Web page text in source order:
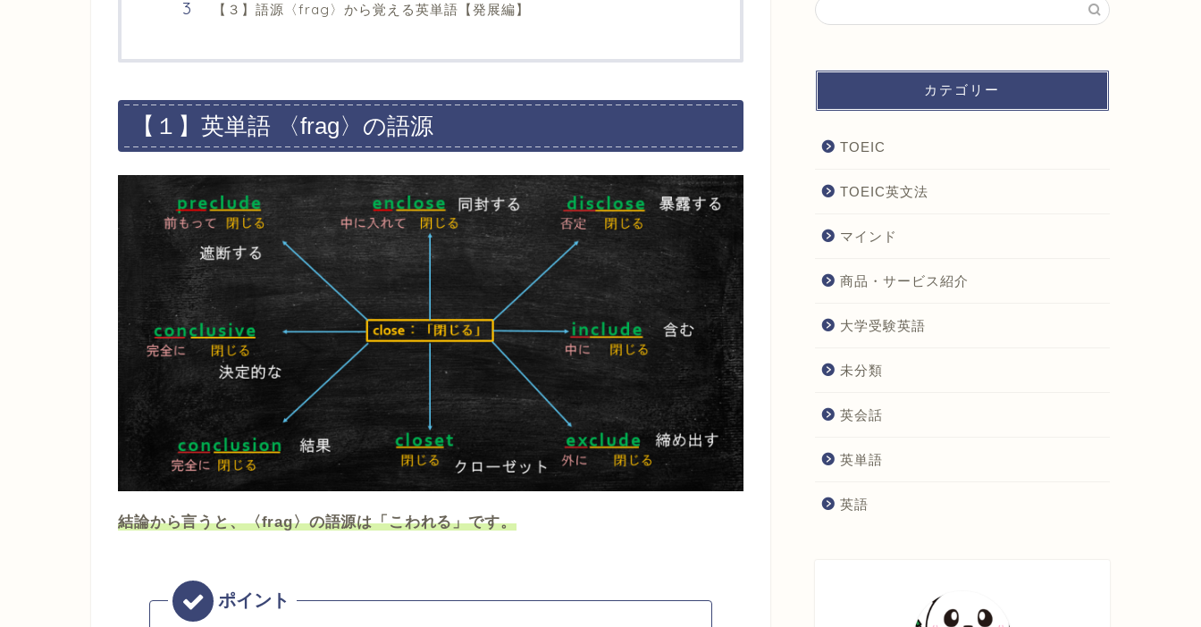
【３】語源〈frag〉から覚える英単語【発展編】
【１】英単語 〈frag〉の語源
結論から言うと、〈frag〉の語源は「こわれる」です。
カテゴリー
TOEIC
TOEIC英文法
マインド
商品・サービス紹介
大学受験英語
未分類
英会話
英単語
英語